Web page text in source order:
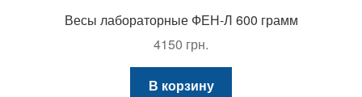
Весы лабораторные ФЕН-Л 600 грамм
4150 грн.
В корзину